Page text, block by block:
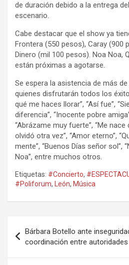
de duración debido a la entrega
escenario.
Cabe destacar que el show ya
Frontera (550 pesos), Caray (900
Dinero (mil 100 pesos). Noa Noa,
están próximas a agotarse.
Se espera la asistencia de más
quienes disfrutarán todos los
qué me haces llorar”, “Así fue”,
diferencia”, “Inocente pobre
“Abrázame muy fuerte”, “Me nace
olvidó otra vez”, “Amor eterno”,
mente”, “Buenos Días señor sol”,
Noa”, entre muchos otros.
Etiquetas: #Concierto,
#Poliforum, León, Música
de
entradas
Bárbara Botello ante
coordinación entre autoridades